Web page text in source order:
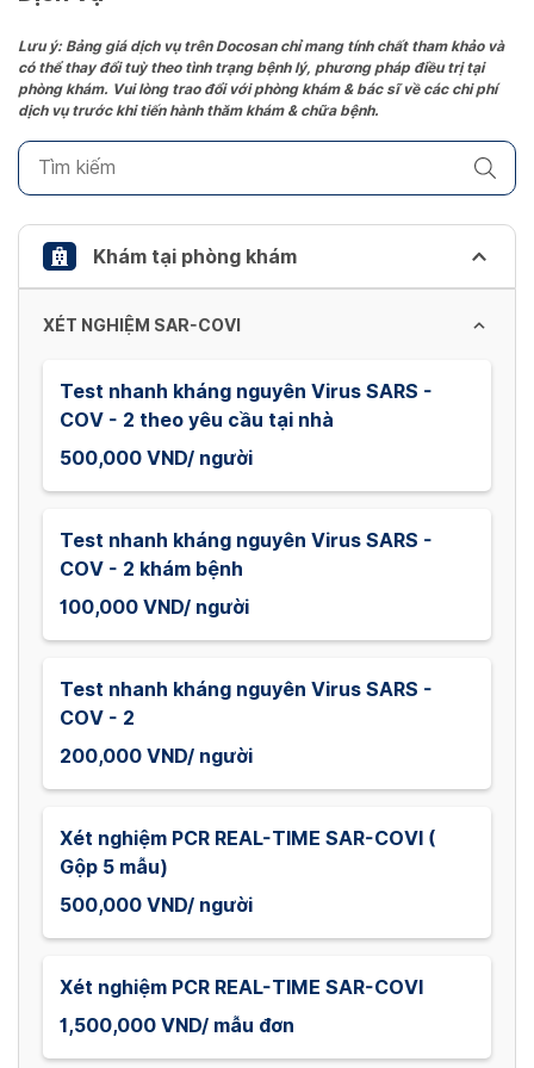
the
question
mark
to
keyboard
shortcuts
changing
Lưu ý: Bảng giá dịch vụ trên Docosan chỉ mang tính chất tham khảo và
có thể thay đổi tuỳ theo tình trạng bệnh lý, phương pháp điều trị tại
phòng khám. Vui lòng trao đổi với phòng khám & bác sĩ về các chi phí
dịch vụ trước khi tiến hành thăm khám & chữa bệnh.
Khám tại phòng khám
XÉT NGHIỆM SAR-COVI
Test nhanh kháng nguyên Virus SARS -
COV - 2 theo yêu cầu tại nhà
500,000 VND/ người
Test nhanh kháng nguyên Virus SARS -
COV - 2 khám bệnh
100,000 VND/ người
Test nhanh kháng nguyên Virus SARS -
COV - 2
200,000 VND/ người
Xét nghiệm PCR REAL-TIME SAR-COVI (
Gộp 5 mẫu)
500,000 VND/ người
Xét nghiệm PCR REAL-TIME SAR-COVI
1,500,000 VND/ mẫu đơn